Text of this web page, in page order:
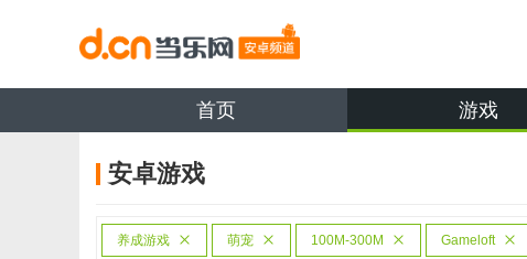
首页 游戏
安卓游戏
养成游戏 萌宠 100M-300M Gameloft